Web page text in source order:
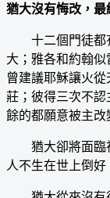
猶大沒有悔改，最
十二個門徒都有
大；雅各和約翰似
曾建議耶穌讓火
莊；彼得三次不
餘的都願意被主改
猶大卻將面臨神
人不生在世上倒好